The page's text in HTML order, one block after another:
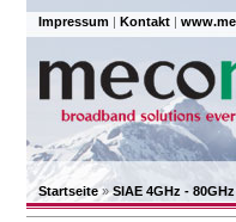
Impressum | Kontakt |
Startseite»SIAE 4GHz -